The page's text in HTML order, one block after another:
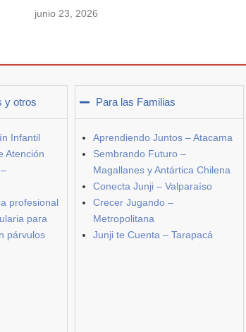
junio 23, 2026
y otros
Infantil
Atención
profesional
para
párvulos
Para las Familias
Aprendiendo Juntos – Atacama
Sembrando Futuro –
Magallanes y Antártica Chilena
Conecta Junji – Valparaíso
Crecer Jugando –
Metropolitana
Junji te Cuenta – Tarapacá